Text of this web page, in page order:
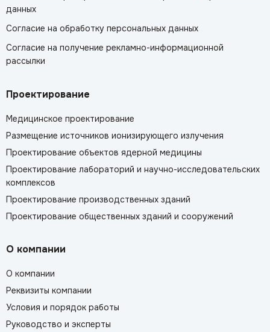
данных
Согласие на обработку персональных данных
Согласие на получение рекламно-информационной
рассылки
Проектирование
Медицинское проектирование
Размещение источников ионизирующего излучения
Проектирование объектов ядерной медицины
Проектирование лабораторий и научно-исследовательских
комплексов
Проектирование производственных зданий
Проектирование общественных зданий и сооружений
О компании
О компании
Реквизиты компании
Условия и порядок работы
Руководство и эксперты